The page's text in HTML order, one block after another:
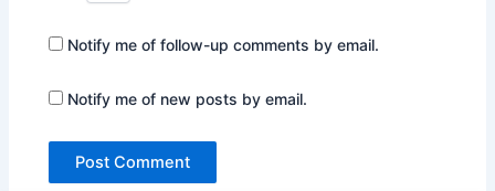
Notify me of follow-up comments by email.
Notify me of new posts by email.